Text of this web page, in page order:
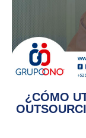
¿CÓMO